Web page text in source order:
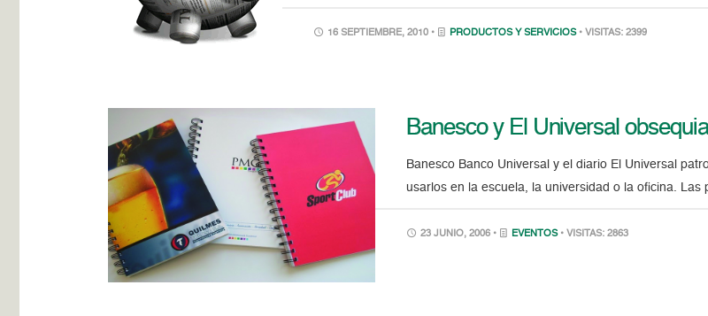
16 SEPTIEMBRE, 2010 • PRODUCTOS Y SERVICIOS • VISITAS: 2399
Banesco y El Universal
Banesco Banco Universal y el diario El Universal
usarlos en la escuela, la universidad o la oficina.
23 JUNIO, 2006 • EVENTOS • VISITAS: 2863